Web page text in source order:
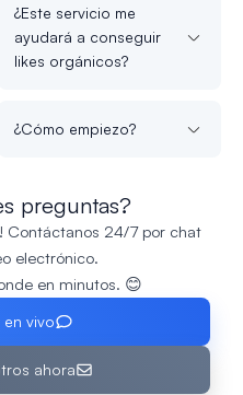
¿Este servicio me
ayudará a conseguir
likes orgánicos?
¿Cómo empiezo?
preguntas?
Contáctanos 24/7 por chat
electrónico.
en minutos. 😊
vivo
ahora